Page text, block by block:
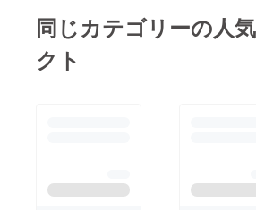
同じカテゴリーの人
クト